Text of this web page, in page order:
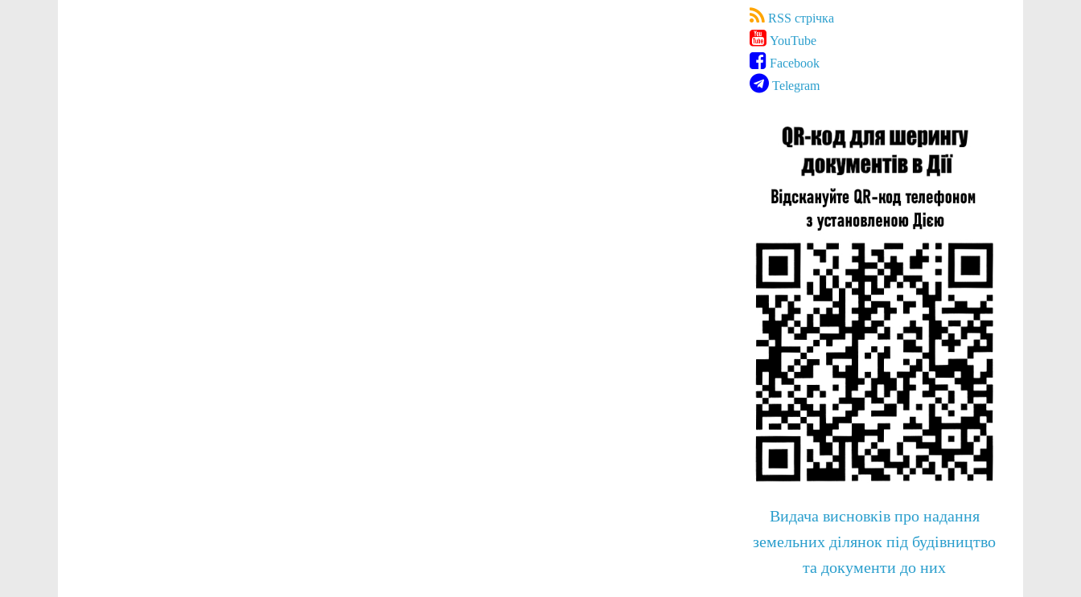
RSS стрічка
YouTube
Facebook
Telegram
Видача висновків про надання
земельних ділянок під будівництво
та документи до них